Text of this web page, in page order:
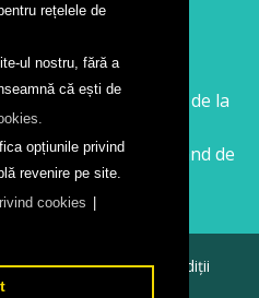
rețelele de
ul nostru, fără a
că ești de
opțiunile privind
revenire pe site.
cookies |
Air. Zboruri începând de la
Air. Zboruri începând de
Sibiu
Termeni și condiții